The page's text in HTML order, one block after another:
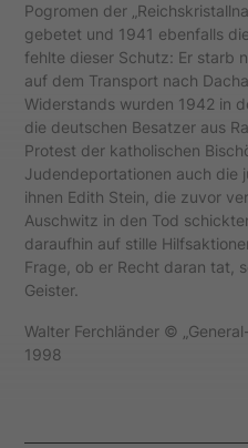
Pogromen der
gebetet und 1941 ebenfalls
fehlte dieser Schutz: Er starb
auf dem Transport nach
Widerstands wurden 1942 in
die deutschen Besatzer aus
Protest der katholischen
Judendeportationen auch die
ihnen Edith Stein, die zuvor
Auschwitz in den Tod
daraufhin auf stille
Frage, ob er Recht daran tat,
Geister.
Walter Ferchländer ©
1998